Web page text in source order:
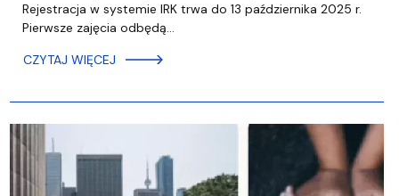
Rejestracja w systemie IRK trwa do 13 października 2025 r.
Pierwsze zajęcia odbędą…
CZYTAJ WIĘCEJ